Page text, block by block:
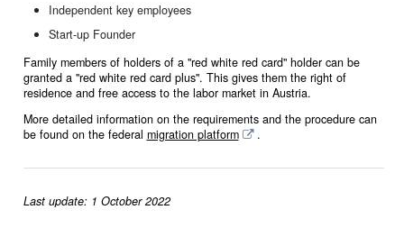
Independent key employees
Start-up Founder
Family members of holders of a "red white red card" holder can be
granted a "red white red card plus". This gives them the right of
residence and free access to the labor market in Austria.
More detailed information on the requirements and the procedure can
be found on the federal migration platform .
Last update: 1 October 2022